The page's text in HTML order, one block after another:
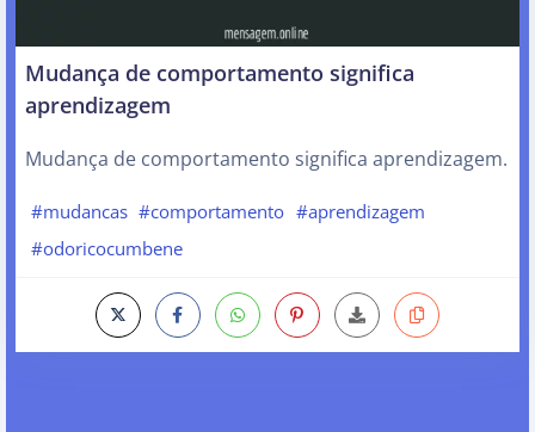
Mudança de comportamento significa
aprendizagem
Mudança de comportamento significa aprendizagem.
#mudancas #comportamento #aprendizagem
#odoricocumbene